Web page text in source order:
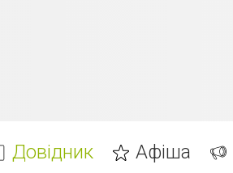
Довідник Афіша